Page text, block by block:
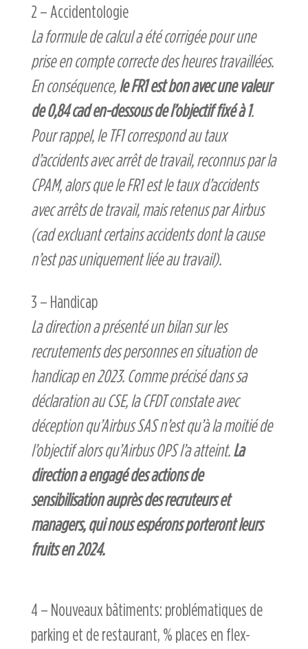
2 – Accidentologie
La formule de calcul a été corrigée pour une
prise en compte correcte des heures travaillées.
En conséquence,le FR1 est bon avec une valeur
de 0,84 cad en-dessous de l’objectif fixé à 1.
Pour rappel, le TF1 correspond au taux
d’accidents avec arrêt de travail, reconnus par la
CPAM, alors que le FR1 est le taux d’accidents
avec arrêts de travail, mais retenus par Airbus
(cad excluant certains accidents dont la cause
n’est pas uniquement liée au travail).
3 – Handicap
La direction a présenté un bilan sur les
recrutements des personnes en situation de
handicap en 2023. Comme précisé dans sa
déclaration au CSE, la CFDT constate avec
déception qu’Airbus SAS n’est qu’à la moitié de
l’objectif alors qu’Airbus OPS l’a atteint.La
direction a engagé des actions de
sensibilisation auprès des recruteurs et
managers, qui nous espérons porteront leurs
fruits en 2024.
4 – Nouveaux bâtiments: problématiques de
parking et de restaurant, % places en flex-